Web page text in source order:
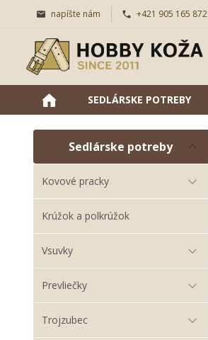
napíšte nám +421 905 165 872
SEDLÁRSKE POTREBY
Sedlárske potreby
Kovové pracky
Krúžok a polkrúžok
Vsuvky
Prevliečky
Trojzubec